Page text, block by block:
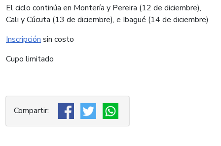
El ciclo continúa en Montería y Pereira (12 de diciembre),
Cali y Cúcuta (13 de diciembre), e Ibagué (14 de diciembre)
Inscripción sin costo
Cupo limitado